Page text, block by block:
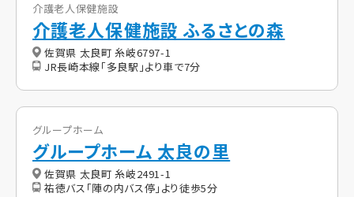
介護老人保健施設
介護老人保健施設 ふるさとの森
佐賀県 太良町 糸岐6797-1
JR長崎本線「多良駅」より車で7分
グループホーム
グループホーム 太良の里
佐賀県 太良町 糸岐2491-1
祐徳バス「陣の内バス停」より徒歩5分